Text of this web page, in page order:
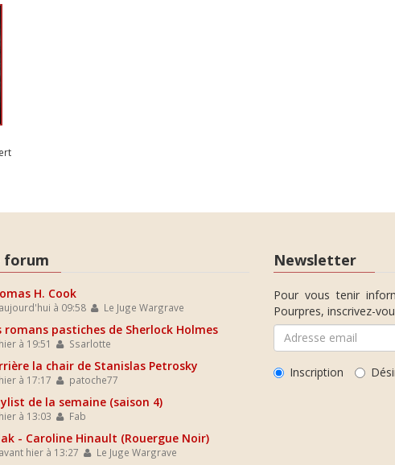
forum
H. Cook
aujourd'hui à 09:58 Le Juge Wargrave
romans pastiches de Sherlock Holmes
hier à 19:51 Ssarlotte
la chair de Stanislas Petrosky
hier à 17:17 patoche77
de la semaine (saison 4)
hier à 13:03 Fab
- Caroline Hinault (Rouergue Noir)
avant hier à 13:27 Le Juge Wargrave
Newsletter
Pour vous tenir
Pourpres, inscrivez-
Inscription